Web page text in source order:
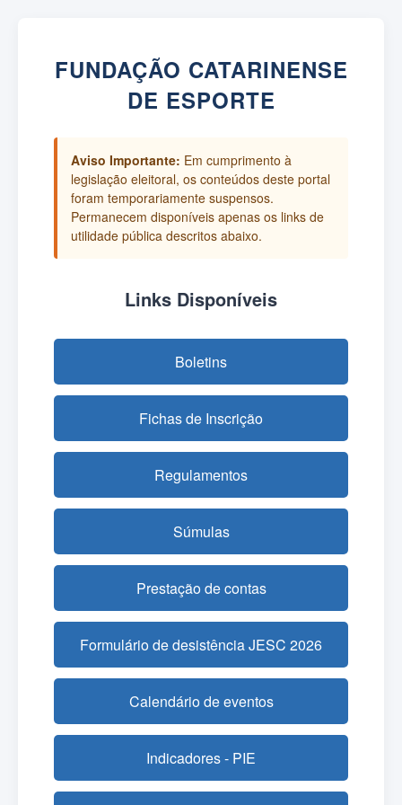
FUNDAÇÃO CATARINENSE
DE ESPORTE
Aviso Importante: Em cumprimento à
legislação eleitoral, os conteúdos deste portal
foram temporariamente suspensos.
Permanecem disponíveis apenas os links de
utilidade pública descritos abaixo.
Links Disponíveis
Boletins
Fichas de Inscrição
Regulamentos
Súmulas
Prestação de contas
Formulário de desistência JESC 2026
Calendário de eventos
Indicadores - PIE